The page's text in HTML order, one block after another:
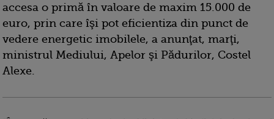
accesa o primă în valoare de maxim 15.000 de
euro, prin care îşi pot eficientiza din punct de
vedere energetic imobilele, a anunţat, marţi,
ministrul Mediului, Apelor şi Pădurilor, Costel
Alexe.